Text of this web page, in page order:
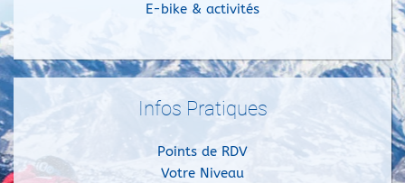
E-bike & activités
Infos Pratiques
Points de RDV
Votre Niveau